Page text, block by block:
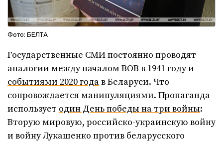
Фото: БЕЛТА
Государственные СМИ постоянно проводят
аналогии между началом ВОВ в 1941 году и
событиями 2020 годав Беларуси. Что
сопровождается манипуляциями. Пропаганда
использует один День победы на три войны:
Вторую мировую, российско-украинскую войну
и войну Лукашенко против беларусского